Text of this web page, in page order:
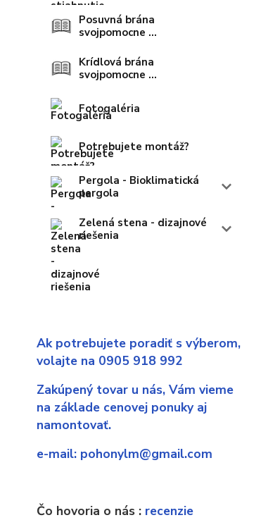
Posuvná brána
svojpomocne ...
Krídlová brána
svojpomocne ...
Fotogaléria
Potrebujete montáž?
Pergola - Bioklimatická
pergola
Zelená stena - dizajnové
riešenia
Ak potrebujete poradiť s výberom,
volajte na 0905 918 992
Zakúpený tovar u nás, Vám vieme
na základe cenovej ponuky aj
namontovať.
e-mail: pohonylm@gmail.com
Čo hovoria o nás : recenzie